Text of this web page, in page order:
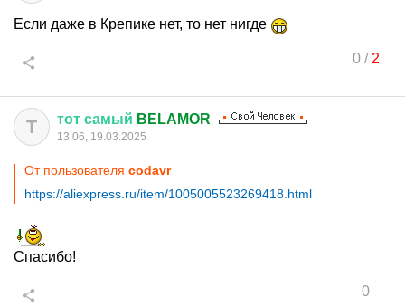
Если даже в Крепике нет, то нет нигде
0/ 2
Т тот самый BELAMOR
13:06, 19.03.2025
От пользователя codavr
https://aliexpress.ru/item/1005005523269418.html
Спасибо!
0